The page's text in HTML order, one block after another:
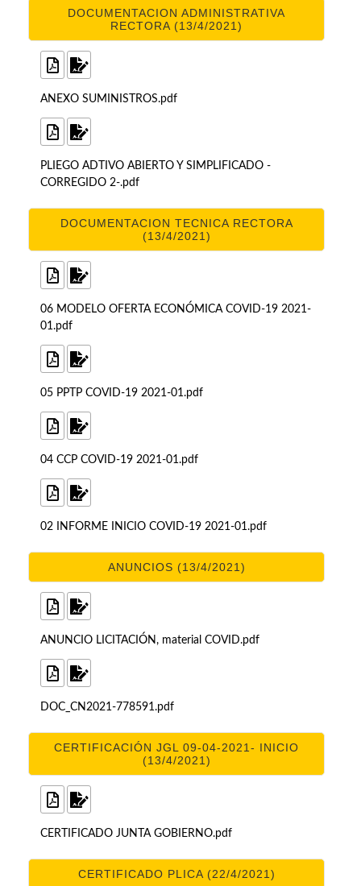
DOCUMENTACION ADMINISTRATIVA
RECTORA (13/4/2021)
ANEXO SUMINISTROS.pdf
PLIEGO ADTIVO ABIERTO Y SIMPLIFICADO -
CORREGIDO 2-.pdf
DOCUMENTACION TECNICA RECTORA
(13/4/2021)
06 MODELO OFERTA ECONÓMICA COVID-19 2021-
01.pdf
05 PPTP COVID-19 2021-01.pdf
04 CCP COVID-19 2021-01.pdf
02 INFORME INICIO COVID-19 2021-01.pdf
ANUNCIOS (13/4/2021)
ANUNCIO LICITACIÓN, material COVID.pdf
DOC_CN2021-778591.pdf
CERTIFICACIÓN JGL 09-04-2021- INICIO
(13/4/2021)
CERTIFICADO JUNTA GOBIERNO.pdf
CERTIFICADO PLICA (22/4/2021)